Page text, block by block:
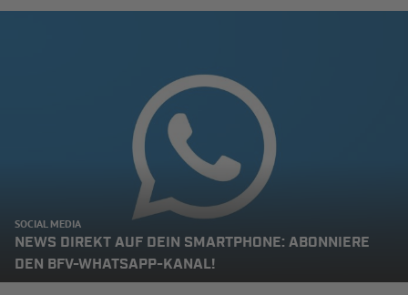
SOCIAL MEDIA
NEWS DIREKT AUF DEIN SMARTPHONE: ABONNIERE
DEN BFV-WHATSAPP-KANAL!